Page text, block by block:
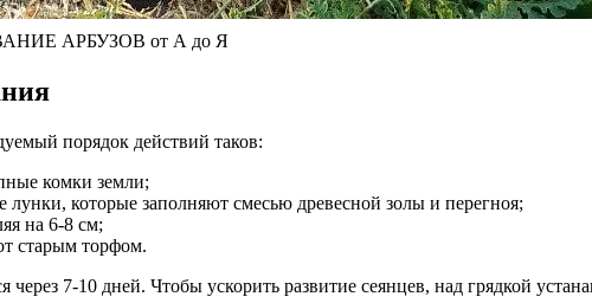
АРБУЗОВ от А до Я
порядок действий таков:
комки земли;
которые заполняют смесью древесной золы и перегноя;
на 6-8 см;
старым торфом.
7-10 дней. Чтобы ускорить развитие сеянцев, над грядкой